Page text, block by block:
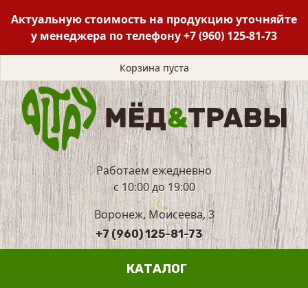
Актуальную стоимость на продукцию уточняйте
у менеджера по телефону+7 (960) 125-81-73
Корзина пуста
Работаем ежедневно
с 10:00 до 19:00
Воронеж, Моисеева, 3
+7 (960) 125-81-73
КАТАЛОГ